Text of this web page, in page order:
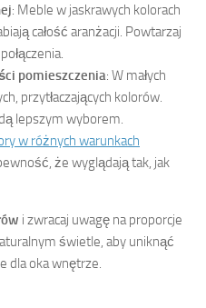
: Meble w jaskrawych kolorach
całość aranżacji. Powtarzaj
pomieszczenia: W małych
przytłaczających kolorów.
lepszym wyborem.
w różnych warunkach
że wyglądają tak, jak
i zwracaj uwagę na proporcje
świetle, aby uniknąć
dla oka wnętrze.